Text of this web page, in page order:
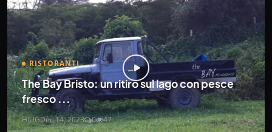
RISTORANTI
The Bay Bristo: un ritiro sul lago con pesce
fresco ...
HiUGDec 14, 2023 0 47